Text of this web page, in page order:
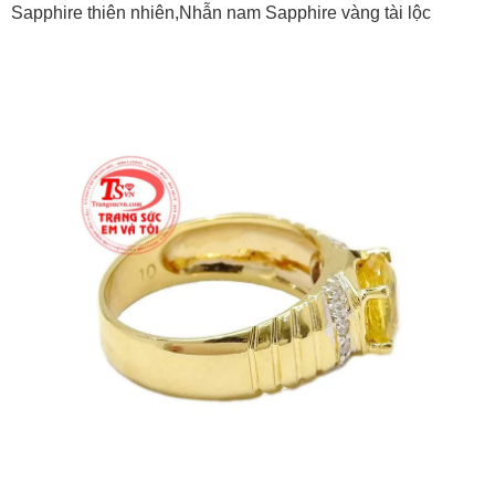
Sapphire thiên nhiên,Nhẫn nam Sapphire vàng tài lộc